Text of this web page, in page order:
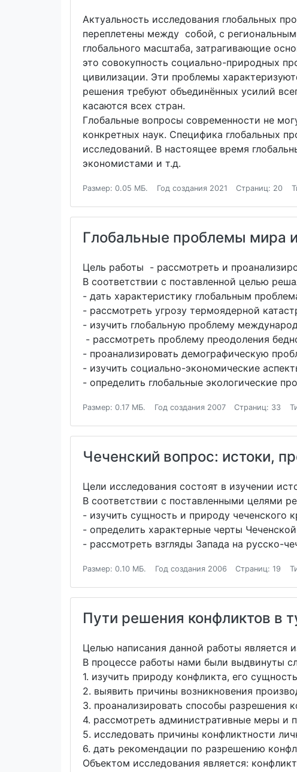
Актуальность исследования глобальных
переплетены между собой, с
глобального масштаба, затрагивающие
это совокупность социально-природных
цивилизации. Эти проблемы
решения требуют объединённых усилий
касаются всех стран.
Глобальные вопросы современности не
конкретных наук. Специфика глобальных
исследований. В настоящее время
экономистами и т.д.
Размер: 0.05 МБ. Год создания 2021 Страниц: 20
Глобальные проблемы мира
Цель работы - рассмотреть и
В соответствии с поставленной целью
- дать характеристику глобальным
- рассмотреть угрозу термоядерной
- изучить глобальную проблему
- рассмотреть проблему преодоления
- проанализировать демографическую
- изучить социально-экономические
- определить глобальные экологические
Размер: 0.17 МБ. Год создания 2007 Страниц: 33
Чеченский вопрос: истоки,
Цели исследования состоят в изучении
В соответствии с поставленными целями
- изучить сущность и природу чеченского
- определить характерные черты
- рассмотреть взгляды Запада на русско-
Размер: 0.10 МБ. Год создания 2006 Страниц: 19
Пути решения конфликтов в
Целью написания данной работы является
В процессе работы нами были выдвинуты
1. изучить природу конфликта, его
2. выявить причины возникновения
3. проанализировать способы разрешения
4. рассмотреть административные меры и
5. исследовать причины конфликтности
6. дать рекомендации по разрешению
Объектом исследования является: